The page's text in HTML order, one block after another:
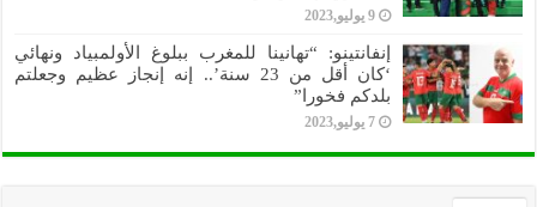
9 يوليو,2023
إنفانتينو: “تهانينا للمغرب ببلوغ الأولمبياد ونهائي
‘كان أقل من 23 سنة’.. إنه إنجاز عظيم وجعلتم
بلدكم فخورا”
7 يوليو,2023